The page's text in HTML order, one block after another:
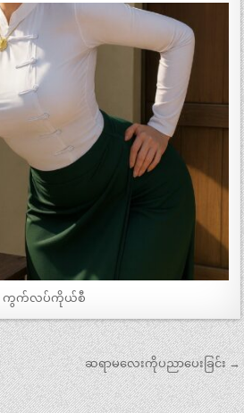
ကွက်လပ်ကိုယ်စီ
ဆရာမလေးကိုပညာပေးခြင်း →